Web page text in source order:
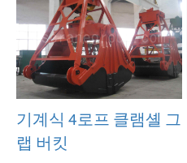
프로젝트
블로그
뉴스
응용
회사 소개
문의하기
기계식 4로프 클램셸 그
랩 버킷